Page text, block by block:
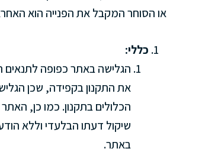
או הסוחר המקבל את הפנייה הוא
כללי:
הגלישה באתר כפופה לתנאים
את התקנון בקפידה, שכן
הכלולים בתקנון. כמו כן,
שיקול דעתו הבלעדי וללא
באתר.